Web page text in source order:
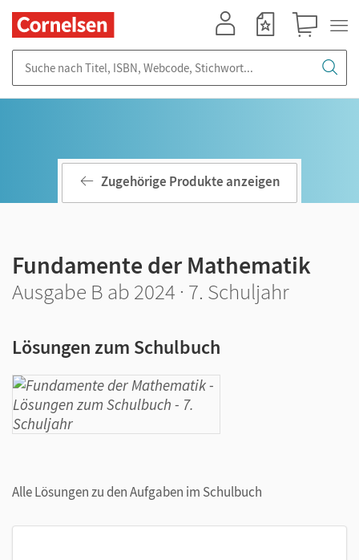
Zugehörige Produkte anzeigen
Fundamente der Mathematik
Ausgabe B ab 2024 · 7. Schuljahr
Lösungen zum Schulbuch
Alle Lösungen zu den Aufgaben im Schulbuch